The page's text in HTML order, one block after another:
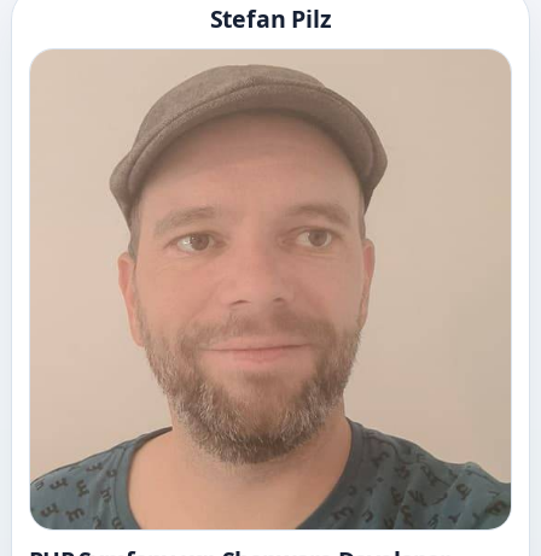
Stefan Pilz